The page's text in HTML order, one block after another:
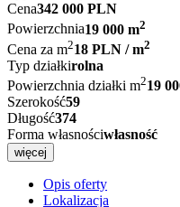
Cena342 000 PLN
Powierzchnia19 000 m2
Cena za m218 PLN / m2
Typ działkirolna
Powierzchnia działki m219
Szerokość59
Długość374
Forma własnościwłasność
więcej
Opis oferty
Lokalizacja